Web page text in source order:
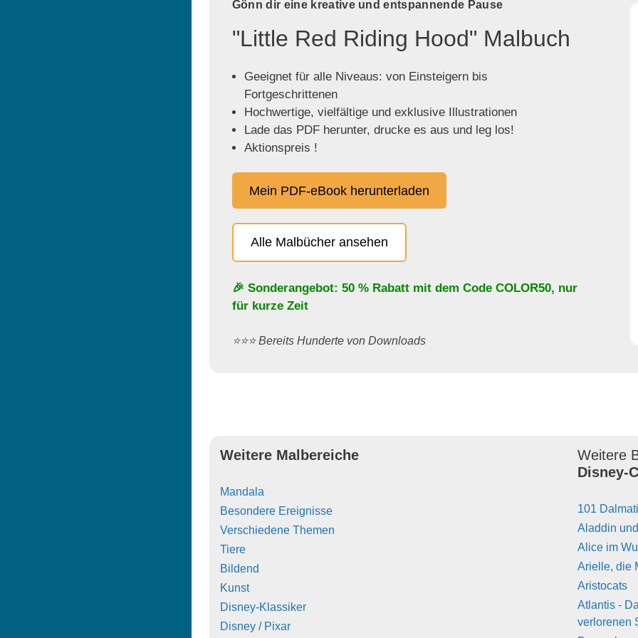
Gönn dir eine kreative und entspannende Pause
"Little Red Riding Hood" Malbuch
Geeignet für alle Niveaus: von Einsteigern bis
Fortgeschrittenen
Hochwertige, vielfältige und exklusive Illustrationen
Lade das PDF herunter, drucke es aus und leg los!
Aktionspreis !
Mein PDF-eBook herunterladen
Alle Malbücher ansehen
🎉 Sonderangebot: 50 % Rabatt mit dem Code COLOR50, nur
für kurze Zeit
⭐️⭐️⭐️ Bereits Hunderte von Downloads
Weitere Malbereiche
Mandala
Besondere Ereignisse
Verschiedene Themen
Tiere
Bildend
Kunst
Disney-Klassiker
Disney / Pixar
Weitere
Disney-
101
Aladdin
Alice im
Arielle, die
Aristocats
Atlantis -
verlorenen